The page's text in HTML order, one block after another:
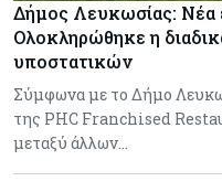
Δήμος Λευκωσίας: Νέα
Ολοκληρώθηκε η
υποστατικών
Σύμφωνα με το Δήμο
της PHC Franchised
μεταξύ άλλων…